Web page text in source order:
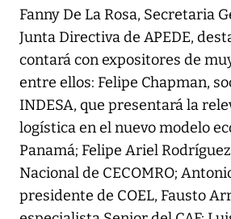
Fanny De La Rosa, Secretaria
Junta Directiva de APEDE,
contará con expositores de
entre ellos: Felipe Chapman,
INDESA, que presentará la
logística en el nuevo modelo
Panamá; Felipe Ariel
Nacional de CECOMRO;
presidente de COEL, Fausto